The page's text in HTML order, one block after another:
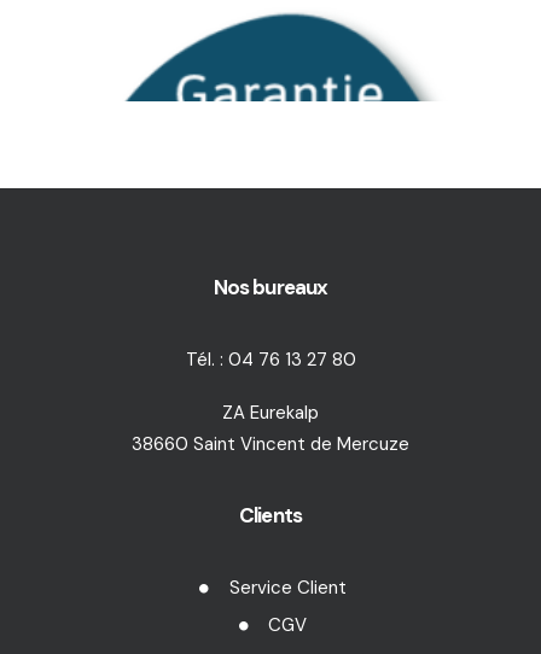
Nos bureaux
Tél. : 04 76 13 27 80
ZA Eurekalp
38660 Saint Vincent de Mercuze
Clients
Service Client
CGV